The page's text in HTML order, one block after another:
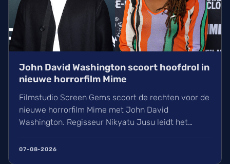
John David Washington scoort hoofdrol in
nieuwe horrorfilm Mime
Filmstudio Screen Gems scoort de rechten voor de
nieuwe horrorfilm Mime met John David
Washington. Regisseur Nikyatu Jusu leidt het
nieuws over streamingtoppers zoals Hit Man en
07-08-2026